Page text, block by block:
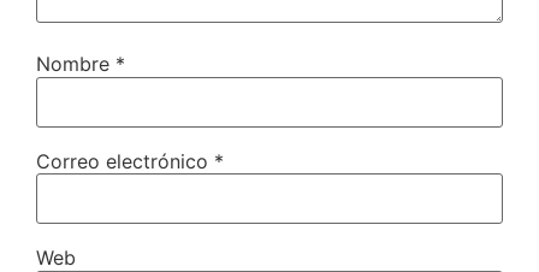
Nombre *
Correo electrónico *
Web